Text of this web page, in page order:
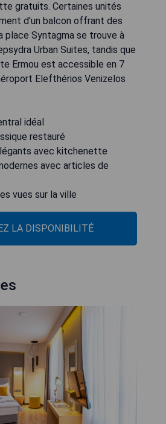
gratuits. Certaines unités
d'un balcon offrant des
place Syntagma se trouve à
Urban Suites, tandis que
Ermou est accessible en 7
Elefthérios Venizelos
idéal
restauré
avec kitchenette
avec articles de
vues sur la ville
LA DISPONIBILITÉ